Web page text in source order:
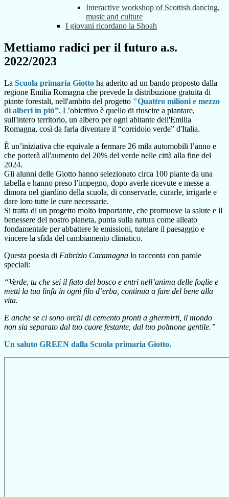
Interactive workshop of Scottish dancing,
music and culture
I giovani ricordano la Shoah
Mettiamo radici per il futuro a.s.
2022/2023
La Scuola primaria Giotto ha aderito ad un bando proposto dalla
regione Emilia Romagna che prevede la distribuzione gratuita di
piante forestali, nell'ambito del progetto "Quattro milioni e mezzo
di alberi in più”. L’obiettivo è quello di riuscire a piantare,
sull'intero territorio, un albero per ogni abitante dell'Emilia
Romagna, così da farla diventare il “corridoio verde” d'Italia.
È un’iniziativa che equivale a fermare 26 mila automobili l’anno e
che porterà all'aumento del 20% del verde nelle città alla fine del
2024.
Gli alunni delle Giotto hanno selezionato circa 100 piante da una
tabella e hanno preso l’impegno, dopo averle ricevute e messe a
dimora nel giardino della scuola, di conservarle, curarle, irrigarle e
dare loro tutte le cure necessarie.
Si tratta di un progetto molto importante, che promuove la salute e il
benessere del nostro pianeta, punta sulla natura come alleato
fondamentale per abbattere le emissioni, tutelare il paesaggio e
vincere la sfida del cambiamento climatico.
Questa poesia di Fabrizio Caramagna lo racconta con parole
speciali:
“Verde, tu che sei il fiato del bosco e entri nell’anima delle foglie e
metti la tua linfa in ogni filo d’erba, continua a fare del bene alla
vita.
E anche se ci sono orchi di cemento pronti a ghermirti, il mondo
non sia separato dal tuo cuore festante, dal tuo polmone gentile.”
Un saluto GREEN dalla Scuola primaria Giotto.